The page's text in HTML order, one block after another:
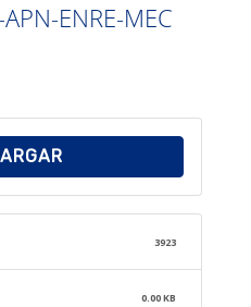
ENRE-MEC
3923
0.00 KB